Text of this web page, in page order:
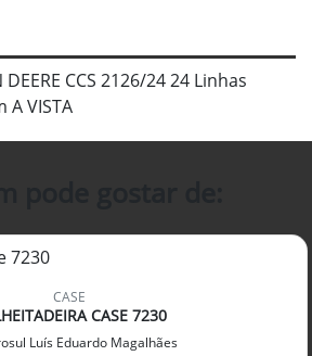
DEERE CCS 2126/24 24 Linhas
A VISTA
CASE
CASE 7230
Luís Eduardo Magalhães